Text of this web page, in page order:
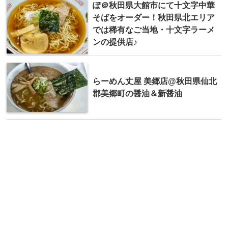
ぽ＠秋田県大館市にて十文字中華
そばをオーダー！秋田県北エリア
では稀有なご当地・十文字ラーメ
ンの提供店♪
らーめん丈屋 美郷店@秋田県仙北
郡美郷町の醤油＆新醤油